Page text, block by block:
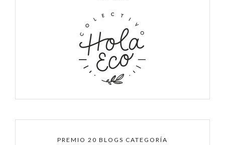
PREMIO 20 BLOGS CATEGORÍA